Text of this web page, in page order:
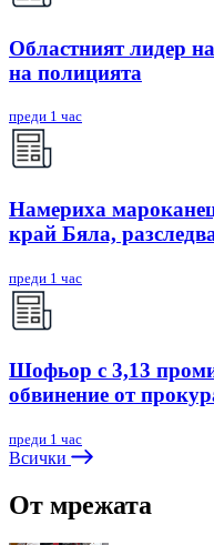
Областният лидер
на полицията
преди 1 час
Намериха
край Бяла,
преди 1 час
Шофьор с 3,13
обвинение от
преди 1 час
Всички
От мрежата